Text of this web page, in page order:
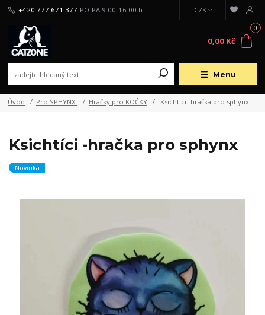
Menu
CZK
+420 777 671 377 PO-PA 9:00-16:00 h
0
0,00 Kč
Úvod Pro SPHYNX Hračky pro KOČKY Ksichtíci -hračka pro sphynx
Ksichtíci -hračka pro sphynx
Novinka